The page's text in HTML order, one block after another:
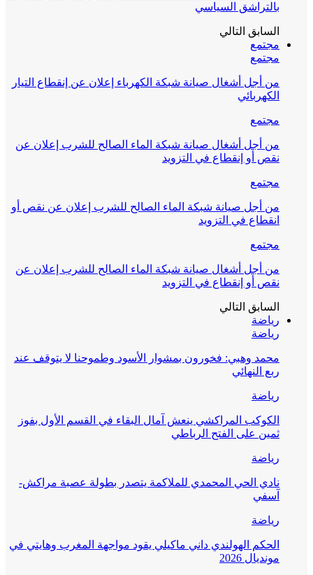
بالتراشق السياسي
السابق التالي
مجتمع
مجتمع
من أجل أشغال صيانة شبكة الكهرباء إعلان عن إنقطاع التيار
الكهربائي
مجتمع
من أجل أشغال صيانة شبكة الماء الصالح للشرب إعلان عن
نقص أو إنقطاع في التزويد
مجتمع
من أجل صيانة شبكة الماء الصالح للشرب إعلان عن نقص أو
انقطاع في التزويد
مجتمع
من أجل أشغال صيانة شبكة الماء الصالح للشرب إعلان عن
نقص أو إنقطاع في التزويد
السابق التالي
رياضة
رياضة
محمد وهبي: فخورون بمشوار الأسود وطموحنا لا يتوقف عند
ربع النهائي
رياضة
الكوكب المراكشي ينعش آمال البقاء في القسم الأول بفوز
ثمين على الفتح الرباطي
رياضة
نادي الحي المحمدي للملاكمة يتصدر بطولة عصبة مراكش-
آسفي
رياضة
الحكم الهولندي داني ماكيلي يقود مواجهة المغرب وهايتي في
مونديال 2026